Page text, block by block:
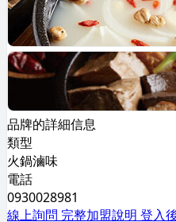
品牌的詳細信息
類型
火鍋滷味
電話
0930028981
線上詢問 完整加盟說明 登入